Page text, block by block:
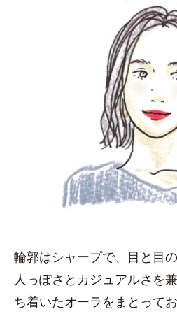
輪郭はシャープで、目と目
人っぽさとカジュアルさを
ち着いたオーラをまとって